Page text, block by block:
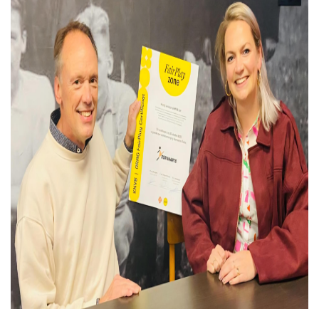
JO10-1
JO10-2 JM
JO10-3
JO10-4 JM
JO10-5
JO10-6 JM
JO10-7
JO10-8JM
JO11-1
JO11-2
JO11-3JM
JO11-4 JM
JO12-1
JO12-2JM